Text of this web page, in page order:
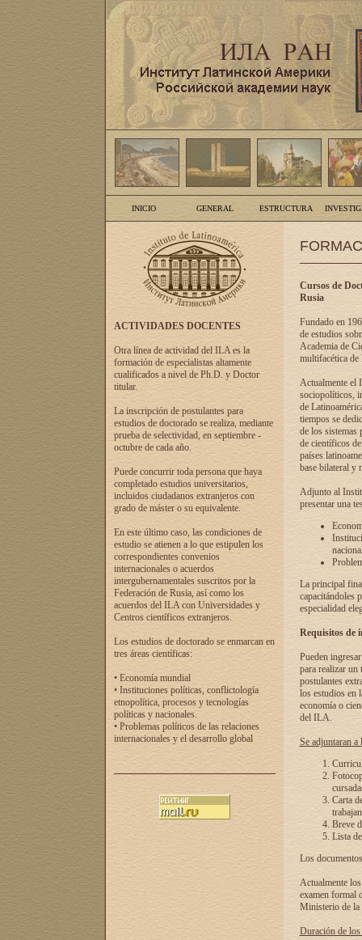
INICIO GENERAL ESTRUCTURA
ACTIVIDADES DOCENTES
Otra línea de actividad del ILA es la
formación de especialistas altamente
cualificados a nivel de Ph.D. y Doctor
titular.
La inscripción de postulantes para
estudios de doctorado se realiza, mediante
prueba de selectividad, en septiembre -
octubre de cada año.
Puede concurrir toda persona que haya
completado estudios universitarios,
incluidos ciudadanos extranjeros con
grado de máster o su equivalente.
En este último caso, las condiciones de
estudio se atienen a lo que estipulen los
correspondientes convenios
internacionales o acuerdos
intergubernamentales suscritos por la
Federación de Rusia, así como los
acuerdos del ILA con Universidades y
Centros científicos extranjeros.
Los estudios de doctorado se enmarcan en
tres áreas científicas:
• Economía mundial
• Instituciones políticas, conflictología
etnopolítica, procesos y tecnologías
políticas y nacionales.
• Problemas políticos de las relaciones
internacionales y el desarrollo global
Cursos de
Rusia
Fundado en
de estudios
Academia de
multifacética de
Actualmente el
sociopolíticos,
de
tiempos se
de los sistemas
de científicos
países
base bilateral y
Adjunto al
presentar una
La principal
capacitándoles
especialidad
Requisitos de
Pueden
para realizar un
postulantes
los estudios en
economía o
del ILA.
Se adjuntaran a
Carta
Breve
Lista
Los
Actualmente
examen formal
Ministerio de la
Duración de